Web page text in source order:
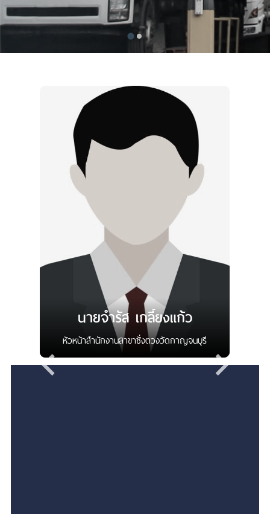
นายจำรัส เกลี้ยงแก้ว
หัวหน้าสำนักงานสาขาชั่งตวงวัดกาญจนบุรี
แจ้งเรืองร้องเรียนการทุจริต DIT
38/6 หมู่ที่ 2 ถนนสายกาญจนบุรี-ด่านมะขามเตี้ย ต.ปาก
แพรก อ.เมืองกาญจนบุรี จ.กาญจนบุรี 71000
Call Center :1569 ร้องเรียน / เสนอแนะ
kan0-7@hotmail.com
0 3460 0383
สงวนลิขสิทธิ์ © 2025 กรมการค้าภายใน
เงื่อนไขการใช้งานเว็บไซต์ นโยบายเว็บไซต์
นโยบายการคุ้มครองข้อมูลส่วนบุคคล